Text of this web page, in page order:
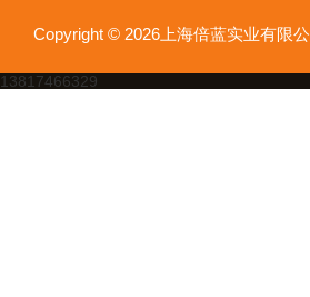
Copyright © 2026上海倍蓝实业有限
13817466329